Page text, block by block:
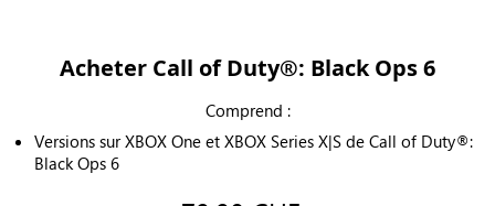
Acheter Call of Duty®: Black Ops 6
Comprend :
Versions sur XBOX One et XBOX Series X|S de Call of Duty®:
Black Ops 6